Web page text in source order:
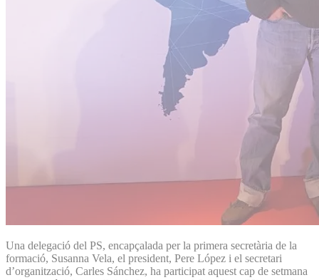
Una delegació del PS, encapçalada per la primera secretària de la
formació, Susanna Vela, el president, Pere López i el secretari
d’organització, Carles Sánchez, ha participat aquest cap de setmana